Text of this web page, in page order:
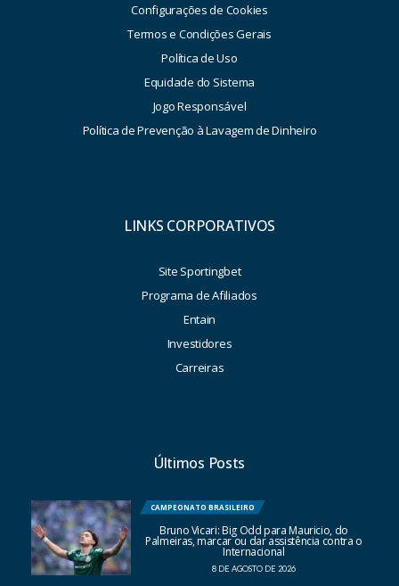
Configurações de Cookies
Termos e Condições Gerais
Política de Uso
Equidade do Sistema
Jogo Responsável
Política de Prevenção à Lavagem de Dinheiro
LINKS CORPORATIVOS
Site Sportingbet
Programa de Afiliados
Entain
Investidores
Carreiras
Últimos Posts
CAMPEONATO BRASILEIRO
Bruno Vicari: Big Odd para Mauricio, do
Palmeiras, marcar ou dar assistência contra o
Internacional
8 DE AGOSTO DE 2026